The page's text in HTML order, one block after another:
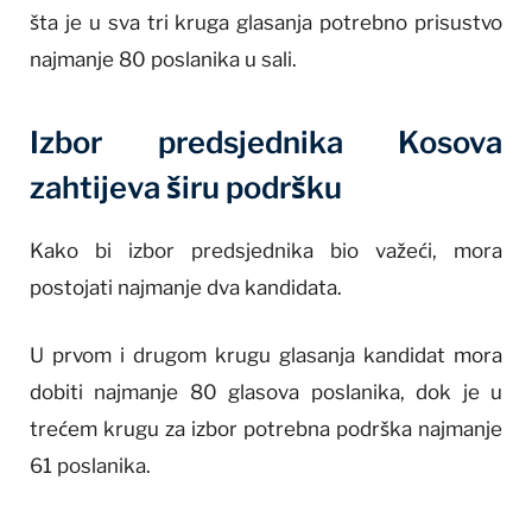
šta je u sva tri kruga glasanja potrebno prisustvo
najmanje 80 poslanika u sali.
Izbor predsjednika Kosova
zahtijeva širu podršku
Kako bi izbor predsjednika bio važeći, mora
postojati najmanje dva kandidata.
U prvom i drugom krugu glasanja kandidat mora
dobiti najmanje 80 glasova poslanika, dok je u
trećem krugu za izbor potrebna podrška najmanje
61 poslanika.